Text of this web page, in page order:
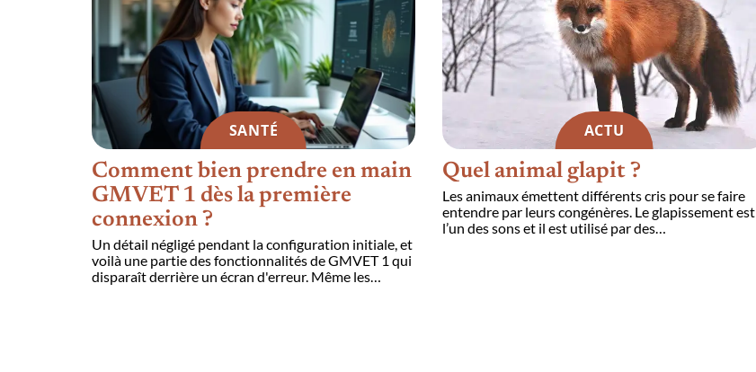
SANTÉ
Comment bien prendre en main
GMVET 1 dès la première
connexion ?
Un détail négligé pendant la configuration initiale, et
voilà une partie des fonctionnalités de GMVET 1 qui
disparaît derrière un écran d'erreur. Même les…
ACTU
Quel animal glapit ?
Les animaux émettent différents cris pour se faire
entendre par leurs congénères. Le glapissement est
l’un des sons et il est utilisé par des…